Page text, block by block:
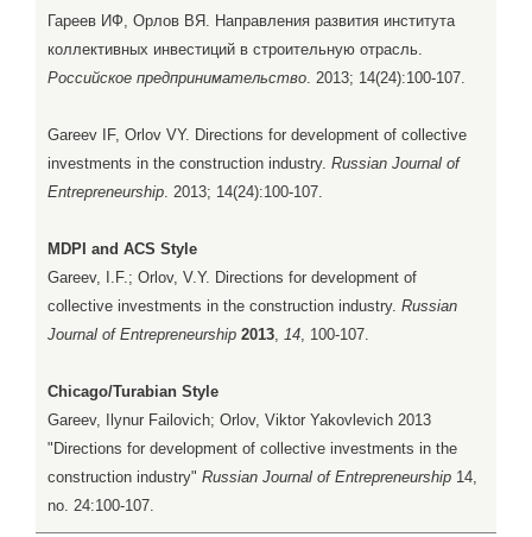
Гареев ИФ, Орлов ВЯ. Направления развития института
коллективных инвестиций в строительную отрасль.
Российское предпринимательство. 2013; 14(24):100-107.
Gareev IF, Orlov VY. Directions for development of collective
investments in the construction industry. Russian Journal of
Entrepreneurship. 2013; 14(24):100-107.
MDPI and ACS Style
Gareev, I.F.; Orlov, V.Y. Directions for development of
collective investments in the construction industry. Russian
Journal of Entrepreneurship 2013, 14, 100-107.
Chicago/Turabian Style
Gareev, Ilynur Failovich; Orlov, Viktor Yakovlevich 2013
"Directions for development of collective investments in the
construction industry" Russian Journal of Entrepreneurship 14,
no. 24:100-107.